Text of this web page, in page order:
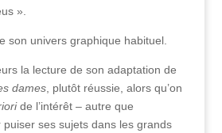
».
son univers graphique habituel.
la lecture de son adaptation de
dames, plutôt réussie, alors qu’on
de l’intérêt – autre que
puiser ses sujets dans les grands